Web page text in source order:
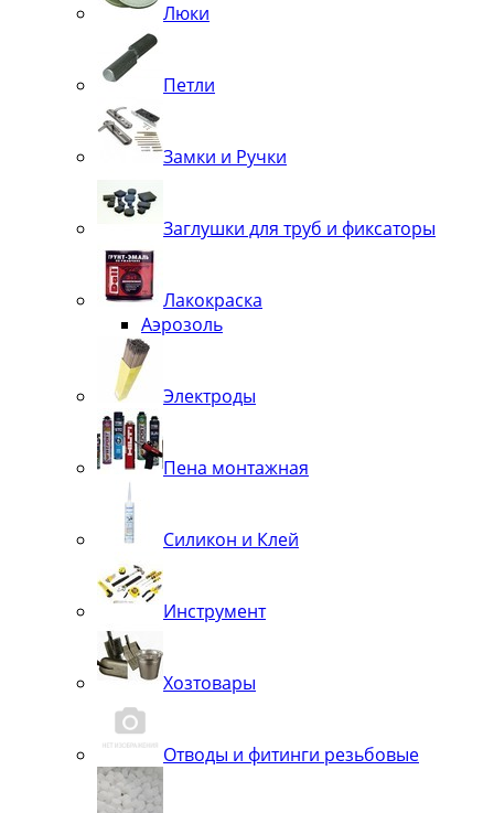
Люки
Петли
Замки и Ручки
Заглушки для труб и фиксаторы
Лакокраска
Аэрозоль
Электроды
Пена монтажная
Силикон и Клей
Инструмент
Хозтовары
Отводы и фитинги резьбовые